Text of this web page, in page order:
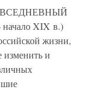
XIX в.)
жизни,
изменить и